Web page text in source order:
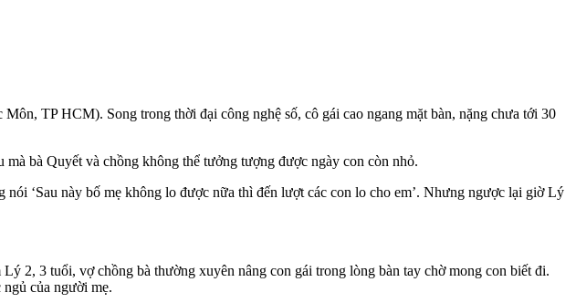
TP HCM). Song trong thời đại công nghệ số, cô gái cao ngang mặt bàn, nặng chưa tới 30
bà Quyết và chồng không thể tưởng tượng được ngày con còn nhỏ.
‘Sau này bố mẹ không lo được nữa thì đến lượt các con lo cho em’. Nhưng ngược lại giờ Lý
2, 3 tuổi, vợ chồng bà thường xuyên nâng con gái trong lòng bàn tay chờ mong con biết đi.
của người mẹ.